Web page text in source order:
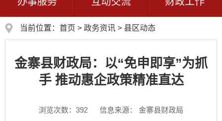
当前位置： 首页 > 政务资讯 > 县区动态
金寨县财政局：以“免申即享”为抓
手 推动惠企政策精准直达
浏览次数： 392
信息来源： 金寨县财政局